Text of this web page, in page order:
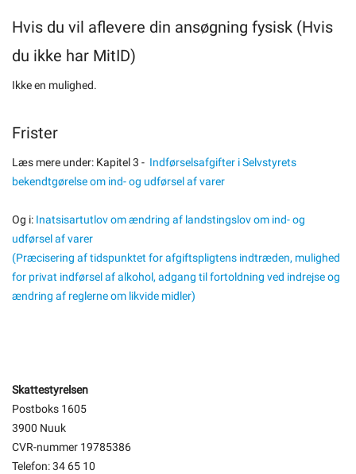
Hvis du vil aflevere din ansøgning fysisk (Hvis
du ikke har MitID)
Ikke en mulighed.
Frister
Læs mere under: Kapitel 3 - Indførselsafgifter i Selvstyrets
bekendtgørelse om ind- og udførsel af varer
Og i: Inatsisartutlov om ændring af landstingslov om ind- og
udførsel af varer
(Præcisering af tidspunktet for afgiftspligtens indtræden, mulighed
for privat indførsel af alkohol, adgang til fortoldning ved indrejse og
ændring af reglerne om likvide midler)
Skattestyrelsen
Postboks 1605
3900 Nuuk
CVR-nummer 19785386
Telefon: 34 65 10